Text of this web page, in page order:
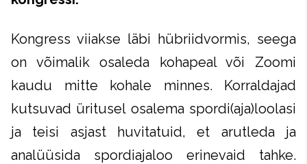
Kongress viiakse läbi hübriidvormis, seega
on võimalik osaleda kohapeal või Zoomi
kaudu mitte kohale minnes. Korraldajad
kutsuvad üritusel osalema spordi(aja)loolasi
ja teisi asjast huvitatuid, et arutleda ja
analüüsida spordiajaloo erinevaid tahke.